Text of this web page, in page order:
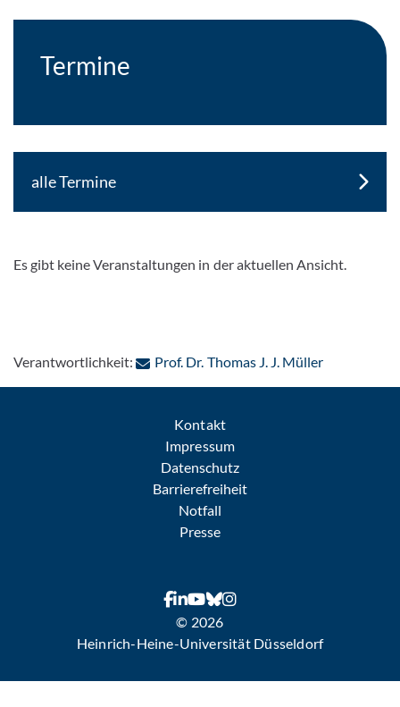
Termine
alle Termine
Es gibt keine Veranstaltungen in der aktuellen Ansicht.
Verantwortlichkeit: Prof. Dr. Thomas J. J. Müller: Per E-Mail
Kontakt
Impressum
Datenschutz
Barrierefreiheit
Notfall
Presse
© 2026
Heinrich-Heine-Universität Düsseldorf